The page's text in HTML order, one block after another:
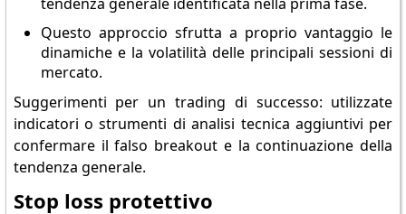
Questo approccio sfrutta a proprio vantaggio le
dinamiche e la volatilità delle principali sessioni di
mercato.
Suggerimenti per un trading di successo: utilizzate
indicatori o strumenti di analisi tecnica aggiuntivi per
confermare il falso breakout e la continuazione della
tendenza generale.
Stop loss protettivo